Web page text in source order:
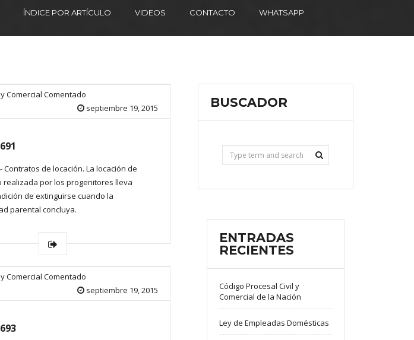
ÍNDICE POR ARTÍCULO VIDEOS CONTACTO WHATSAPP
Comercial Comentado
septiembre 19, 2015
Contratos de locación. La locación de
realizada por los progenitores lleva
de extinguirse cuando la
parental concluya.
Comercial Comentado
septiembre 19, 2015
BUSCADOR
ENTRADAS
RECIENTES
Código Procesal Civil y
Comercial de la Nación
Ley de Empleadas Domésticas